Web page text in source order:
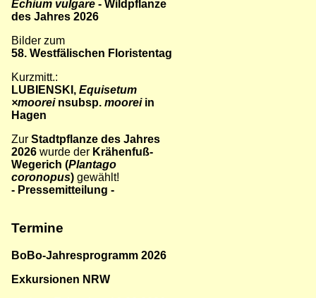
Echium vulgare - Wildpflanze
des Jahres 2026
Bilder zum
58. Westfälischen Floristentag
Kurzmitt.:
LUBIENSKI, Equisetum
×moorei nsubsp. moorei in
Hagen
Zur Stadtpflanze des Jahres
2026 wurde der Krähenfuß-
Wegerich (Plantago
coronopus) gewählt!
- Pressemitteilung -
Termine
BoBo-Jahresprogramm 2026
Exkursionen NRW